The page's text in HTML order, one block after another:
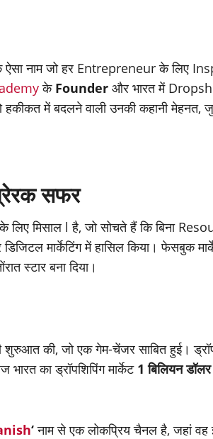
ऐसा नाम जो हर Entrepreneur के लिए
के Founder और भारत में
में बदलने वाली उनकी कहानी मेहनत,
सफर
लिए मिसाल l है, जो सोचते हैं कि बिना
मार्केटिंग में हासिल किया। फेसबुक
स्टार बना दिया।
की, जो एक गेम-चेंजर साबित हुई।
का ड्रॉपशिपिंग मार्केट 1 बिलियन डॉलर
‘नाम से एक लोकप्रिय चैनल है, जहां वह